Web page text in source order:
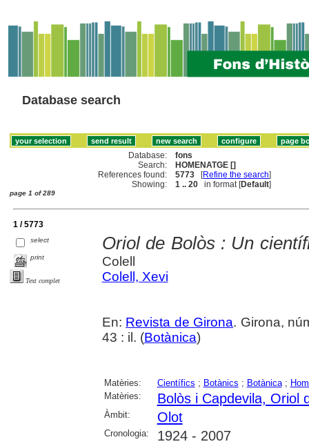
Database search
Database:
fons
Search:
HOMENATGE []
References found:
5773 [Refine the search]
Showing:
1 .. 20 in format [Default]
page 1 of 289
1 / 5773
select
print
Text complet
Oriol de Bolòs : Un
Colell
Colell, Xevi
En: Revista de Girona. Girona,
43 : il. (Botànica)
Matèries: Científics ; Botànics ; Botànica;
Matèries:
Bolòs i Capdevila, Oriol
Àmbit: Olot
Cronologia: 1924 - 2007